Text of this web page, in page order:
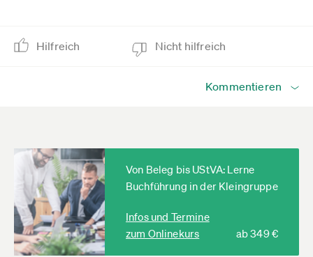
Hilfreich Nicht hilfreich
Kommentieren
Von Beleg bis UStVA: Lerne
Buchführung in der Kleingruppe
Infos und Termine
zum Onlinekurs
ab 349 €